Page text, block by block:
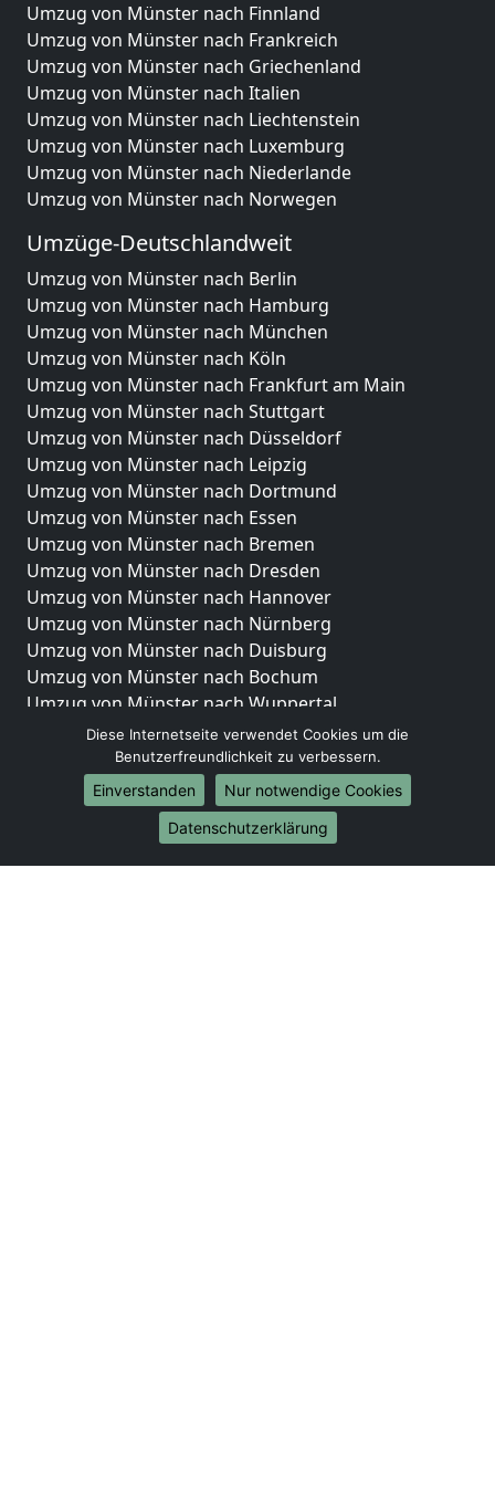
Umzug von Münster nach Finnland
Umzug von Münster nach Frankreich
Umzug von Münster nach Griechenland
Umzug von Münster nach Italien
Umzug von Münster nach Liechtenstein
Umzug von Münster nach Luxemburg
Umzug von Münster nach Niederlande
Umzug von Münster nach Norwegen
Umzüge-Deutschlandweit
Umzug von Münster nach Berlin
Umzug von Münster nach Hamburg
Umzug von Münster nach München
Umzug von Münster nach Köln
Umzug von Münster nach Frankfurt am Main
Umzug von Münster nach Stuttgart
Umzug von Münster nach Düsseldorf
Umzug von Münster nach Leipzig
Umzug von Münster nach Dortmund
Umzug von Münster nach Essen
Umzug von Münster nach Bremen
Umzug von Münster nach Dresden
Umzug von Münster nach Hannover
Umzug von Münster nach Nürnberg
Umzug von Münster nach Duisburg
Umzug von Münster nach Bochum
Umzug von Münster nach Wuppertal
Umzug von Münster nach Bielefeld
Umzug von Münster nach Bonn
Umzug von Münster nach Münster
Internationale-Umzüge
Umzug von Münster nach Brasilien
Diese Internetseite verwendet Cookies um die
Benutzerfreundlichkeit zu verbessern.
Einverstanden
Nur notwendige Cookies
Datenschutzerklärung